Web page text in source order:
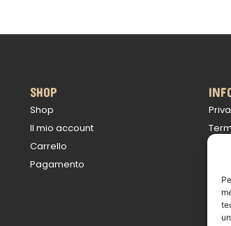
SHOP
Shop
Il mio account
Carrello
Pagamento